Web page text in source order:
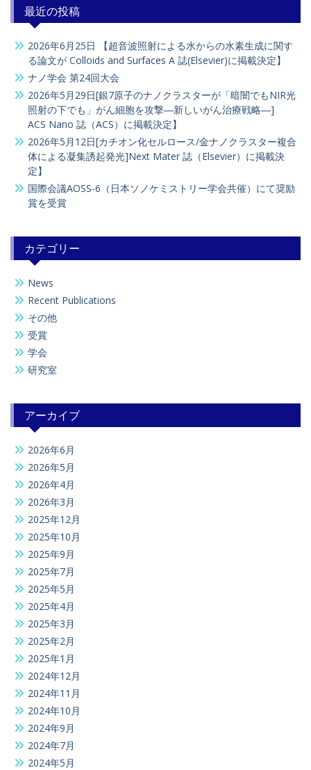
最近の投稿
2026年6月25日 【超音波照射による水からの水素生成に関す
る論文が Colloids and Surfaces A 誌(Elsevier)に掲載決定】
ナノ学会 第24回大会
2026年5月29日[銀7原子のナノクラスターが「暗闇でもNIR光
照射の下でも」がん細胞を攻撃―新しいがん治療戦略―]
ACS Nano 誌（ACS）に掲載決定】
2026年5月12日[カチオン化セルロース/金ナノクラスター複合
体による凝集誘起発光]Next Mater 誌（Elsevier）に掲載決
定】
国際会議AOSS-6（日本ソノケミストリー学会共催）にて奨励
賞を受賞
カテゴリー
News
Recent Publications
その他
受賞
学会
研究室
アーカイブ
2026年6月
2026年5月
2026年4月
2026年3月
2025年12月
2025年10月
2025年9月
2025年7月
2025年5月
2025年4月
2025年3月
2025年2月
2025年1月
2024年12月
2024年11月
2024年10月
2024年9月
2024年7月
2024年5月